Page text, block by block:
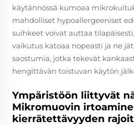
käytännössä kumoaa
mahdolliset hypoallergeeniset
suihkeet voivat auttaa
vaikutus katoaa nopeasti ja ne
saostumia, jotka tekevät
hengittävän toistuvan käytön
Ympäristöön liittyvät
Mikromuovin
kierrätettävyyden